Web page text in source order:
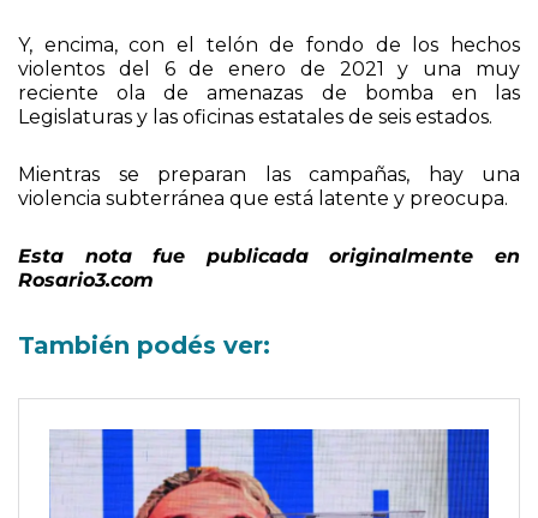
Y, encima, con el telón de fondo de los hechos
violentos del 6 de enero de 2021 y una muy
reciente ola de amenazas de bomba en las
Legislaturas y las oficinas estatales de seis estados.
Mientras se preparan las campañas, hay una
violencia subterránea que está latente y preocupa.
Esta nota fue publicada originalmente en
Rosario3.com
También podés ver: